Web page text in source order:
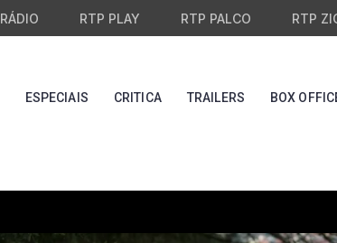
RÁDIO RTP PLAY RTP PALCO RTP
ESPECIAIS CRITICA TRAILERS BOX